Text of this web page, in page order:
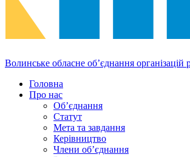
Волинське обласне об’єднання організацій
Головна
Про нас
Об’єднання
Статут
Мета та завдання
Керівництво
Члени об’єднання